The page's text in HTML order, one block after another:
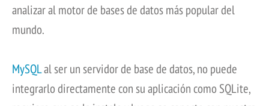
analizar al motor de bases de datos más popular del
mundo.
MySQLal ser un servidor de base de datos, no puede
integrarlo directamente con su aplicación como SQLite,